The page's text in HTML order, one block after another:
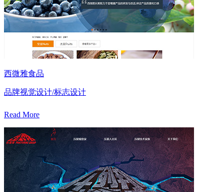
西微雅食品
品牌视觉设计/标志设计
Read More